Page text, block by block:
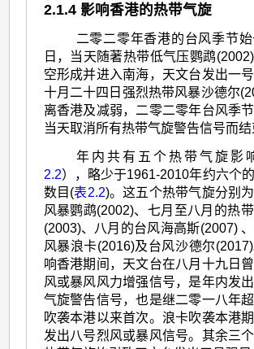
2.1.4 影响香港的热带气旋
二零二零年香港的台风季节
日，当天随著热带低气压鹦鹉
空形成并进入南海，天文台发出一号
十月二十四日强烈热带风暴沙德尔
离香港及减弱，二零二零年台风季
当天取消所有热带气旋警告信号而结
年内共有五个热带气旋影
2.2），略少于1961-2010年约六个
数目(表2.2)。这五个热带气旋分别
风暴鹦鹉(2002)、七月至八月的热
(2003)、八月的台风海高斯(2007)
风暴浪卡(2016)及台风沙德尔
响香港期间，天文台在八月十九日
风或暴风风力增强信号，是年内发
气旋警告信号，也是继二零一八年
吹袭本港以来首次。浪卡吹袭本港
发出八号烈风或暴风信号。其余三